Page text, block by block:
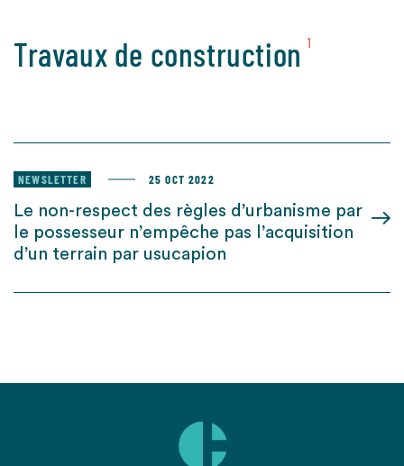
Travaux de construction 1
NEWSLETTER 25 OCT 2022
Le non-respect des règles d’urbanisme par
le possesseur n’empêche pas l’acquisition
d’un terrain par usucapion